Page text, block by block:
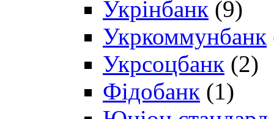
Укрінбанк (9)
Укркоммунбанк
Укрсоцбанк (2)
Фідобанк (1)